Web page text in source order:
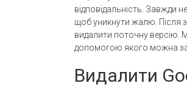
відповідальність. Завжди
щоб уникнути жалю. Після
видалити поточну версію.
допомогою якого можна
Видалити